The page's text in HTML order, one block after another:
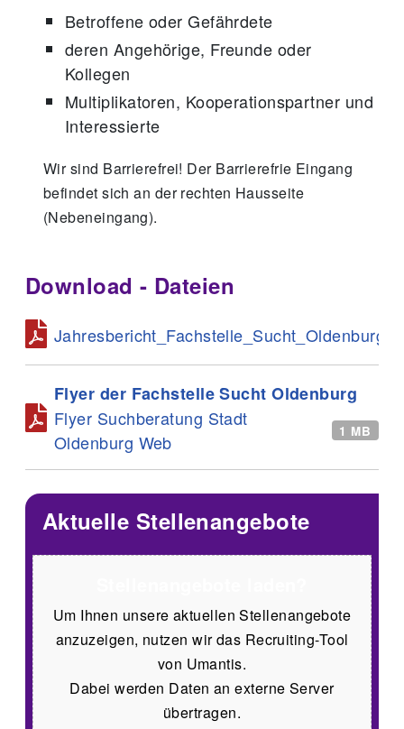
Betroffene oder Gefährdete
deren Angehörige, Freunde oder
Kollegen
Multiplikatoren, Kooperationspartner und
Interessierte
Wir sind Barrierefrei! Der Barrierefrie Eingang
befindet sich an der rechten Hausseite
(Nebeneingang).
Download - Dateien
Flyer der Fachstelle Sucht Oldenburg
Flyer Suchberatung Stadt
Oldenburg Web
1 MB
Aktuelle Stellenangebote
Um Ihnen unsere aktuellen Stellenangebote
anzuzeigen, nutzen wir das Recruiting-Tool
von Umantis.
Dabei werden Daten an externe Server
übertragen.